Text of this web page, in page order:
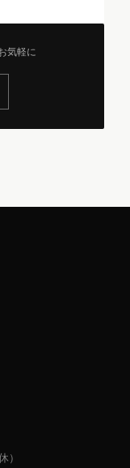
気軽に
）